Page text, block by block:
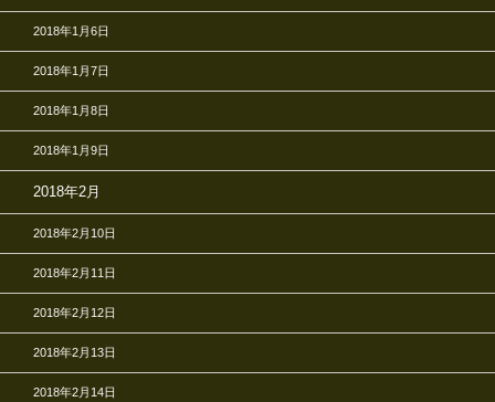
2018年1月6日
2018年1月7日
2018年1月8日
2018年1月9日
2018年2月
2018年2月10日
2018年2月11日
2018年2月12日
2018年2月13日
2018年2月14日